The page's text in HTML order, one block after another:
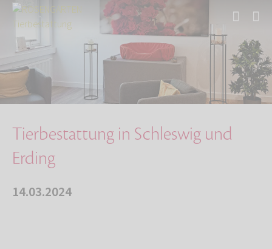
Start Über uns
Aktuelles
Tierbestattung in Schleswig und Erding
Tierbestattung in Schleswig und
Erding
14.03.2024